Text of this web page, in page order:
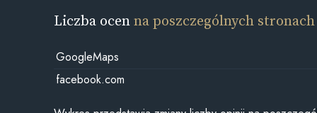
Liczba ocenna poszczególnych stronach
GoogleMaps
facebook.com